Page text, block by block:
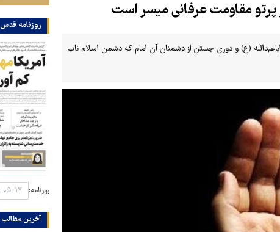
مقاومت عرفانی میسر است
(ع) و دوری جستن از دشمنان آن امام که دشمن اسلام ناب
روزنامه قدس
روزنامه:
آخرین مطالب